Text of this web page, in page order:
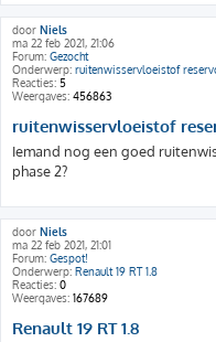
door Niels
ma 22 feb 2021, 21:06
Forum: Gezocht
Onderwerp: ruitenwisservloeistof
Reacties: 5
Weergaves: 456863
ruitenwisservloeistof
Iemand nog een goed
phase 2?
door Niels
ma 22 feb 2021, 21:01
Forum: Gespot!
Onderwerp: Renault 19 RT 1.8
Reacties: 0
Weergaves: 167689
Renault 19 RT 1.8